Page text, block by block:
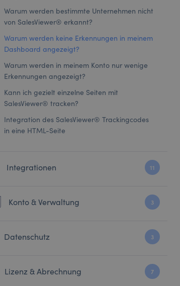
Warum werden bestimmte Unternehmen nicht
von SalesViewer® erkannt?
Warum werden keine Erkennungen in meinem
Dashboard angezeigt?
Warum werden in meinem Konto nur wenige
Erkennungen angezeigt?
Kann ich gezielt einzelne Seiten mit
SalesViewer® tracken?
Integration des SalesViewer® Trackingcodes
in eine HTML-Seite
Integrationen 11
Konto & Verwaltung 3
Datenschutz 3
Lizenz & Abrechnung 7